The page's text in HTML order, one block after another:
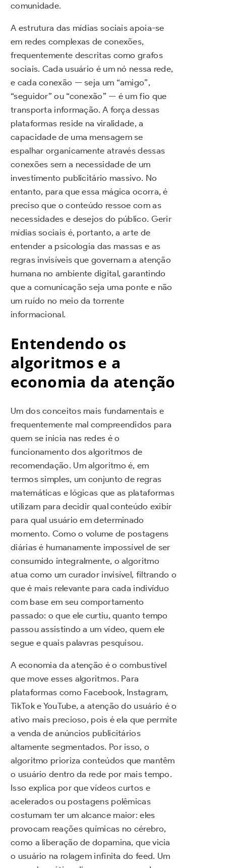
comunidade.
A estrutura das mídias sociais apoia-se
em redes complexas de conexões,
frequentemente descritas como grafos
sociais. Cada usuário é um nó nessa rede,
e cada conexão — seja um “amigo”,
“seguidor” ou “conexão” — é um fio que
transporta informação. A força dessas
plataformas reside na viralidade, a
capacidade de uma mensagem se
espalhar organicamente através dessas
conexões sem a necessidade de um
investimento publicitário massivo. No
entanto, para que essa mágica ocorra, é
preciso que o conteúdo ressoe com as
necessidades e desejos do público. Gerir
mídias sociais é, portanto, a arte de
entender a psicologia das massas e as
regras invisíveis que governam a atenção
humana no ambiente digital, garantindo
que a comunicação seja uma ponte e não
um ruído no meio da torrente
informacional.
Entendendo os
algoritmos e a
economia da atenção
Um dos conceitos mais fundamentais e
frequentemente mal compreendidos para
quem se inicia nas redes é o
funcionamento dos algoritmos de
recomendação. Um algoritmo é, em
termos simples, um conjunto de regras
matemáticas e lógicas que as plataformas
utilizam para decidir qual conteúdo exibir
para qual usuário em determinado
momento. Como o volume de postagens
diárias é humanamente impossível de ser
consumido integralmente, o algoritmo
atua como um curador invisível, filtrando o
que é mais relevante para cada indivíduo
com base em seu comportamento
passado: o que ele curtiu, quanto tempo
passou assistindo a um vídeo, quem ele
segue e quais palavras pesquisou.
A economia da atenção é o combustível
que move esses algoritmos. Para
plataformas como Facebook, Instagram,
TikTok e YouTube, a atenção do usuário é o
ativo mais precioso, pois é ela que permite
a venda de anúncios publicitários
altamente segmentados. Por isso, o
algoritmo prioriza conteúdos que mantêm
o usuário dentro da rede por mais tempo.
Isso explica por que vídeos curtos e
acelerados ou postagens polêmicas
costumam ter um alcance maior: eles
provocam reações químicas no cérebro,
como a liberação de dopamina, que vicia
o usuário na rolagem infinita do feed. Um